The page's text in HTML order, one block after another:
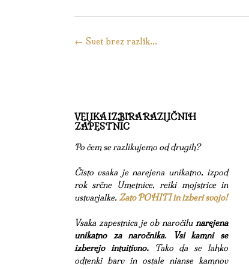
Kazalo
← Svet brez razlik…
VELIKA IZBIRA RAZLIČNIH
ZAPESTNIC
Po čem se razlikujemo od drugih?
Čisto vsaka je narejena unikatno, izpod
rok srčne Umetnice, reiki mojstrice in
ustvarjalke.Zato POHITI in izberi svojo!
Vsaka zapestnica je ob naročilu narejena
unikatno za naročnika.
Vsi kamni se
izberejo intuitivno.Tako da se lahko
odtenki barv in ostale nianse kamnov